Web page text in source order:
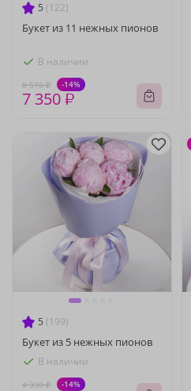
5 (122)
Букет из 11 нежных пионов
В наличии
8 570 ₽ -14%
7 350 ₽
5 (199)
Букет из 5 нежных пионов
В наличии
4 330 ₽ -14%